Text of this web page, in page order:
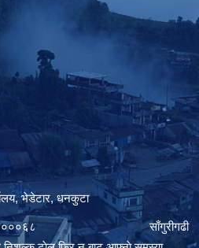
भेडेटार, धनकुटा
०२५-४०००६८ साँगुरीगढी